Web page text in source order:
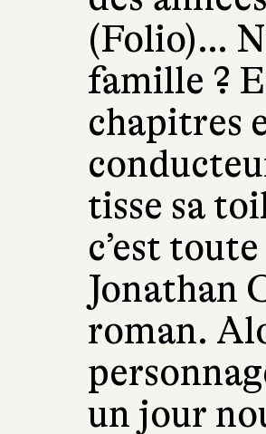
(Folio)…
famille ?
chapitres
tisse sa
c’est
Jonathan
roman.
un jour